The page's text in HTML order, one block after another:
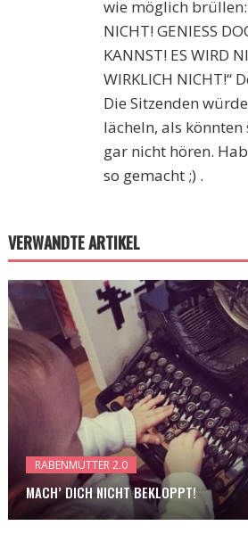
wie möglich brüllen:
NICHT! GENIESS
KANNST! ES WIRD
WIRKLICH NICHT!“
Die Sitzenden
lächeln, als könnten
gar nicht hören.
so gemacht ;) .
VERWANDTE ARTIKEL
RABENMUTTER 2.0
MACH’ DICH NICHT BEKLOPPT!